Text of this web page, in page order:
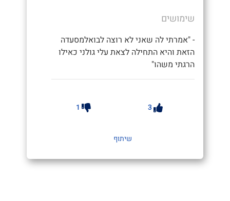
שימושים
- "אמרתי לה שאני לא רוצה לבואלמסעדה
הזאת והיא התחילה לצאת עלי גולני כאילו
הרגתי משהו"
3
1
שיתוף